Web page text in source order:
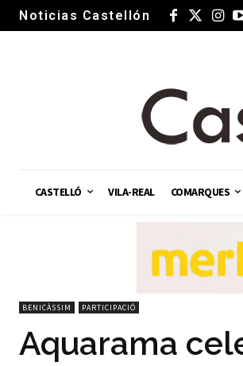
Noticias Castellón
CASTELLÓ VILA-REAL COMARQUES
BENICÀSSIM PARTICIPACIÓ
Aquarama